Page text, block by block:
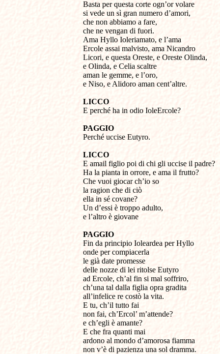
Basta per questa corte ogn’or volare
si vede un sì gran numero d’amori,
che non abbiamo a fare,
che ne vengan di fuori.
Ama Hyllo Ioleriamato, e l’ama
Ercole assai malvisto, ama Nicandro
Licori, e questa Oreste, e Oreste Olinda,
e Olinda, e Celia scaltre
aman le gemme, e l’oro,
e Niso, e Alidoro aman cent’altre.
LICCO
E perché ha in odio IoleErcole?
PAGGIO
Perché uccise Eutyro.
LICCO
E amail figlio poi di chi gli uccise il padre?
Ha la pianta in orrore, e ama il frutto?
Che vuoi giocar ch’io so
la ragion che di ciò
ella in sé covane?
Un d’essi è troppo adulto,
e l’altro è giovane
PAGGIO
Fin da principio Ioleardea per Hyllo
onde per compiacerla
le già date promesse
delle nozze di lei ritolse Eutyro
ad Ercole, ch’al fin si mal soffriro,
ch’una tal dalla figlia opra gradita
all’infelice re costò la vita.
E tu, ch’il tutto fai
non fai, ch’Ercol’ m’attende?
e ch’egli è amante?
E che fra quanti mai
ardono al mondo d’amorosa fiamma
non v’è di pazienza una sol dramma.